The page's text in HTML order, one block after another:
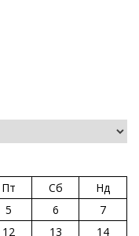
Пт Сб
Нд
5 6
7
12 13
14